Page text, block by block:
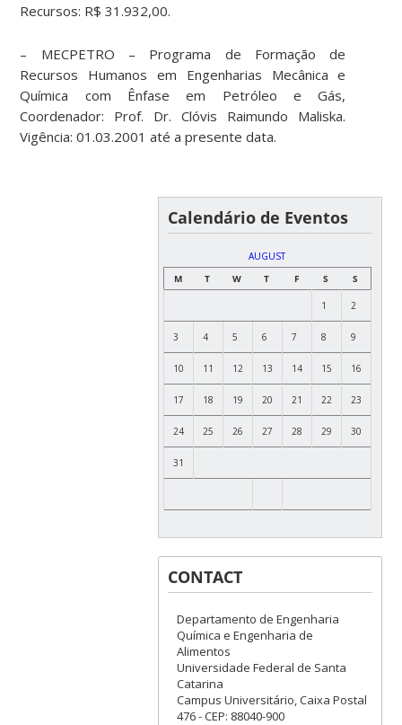
Recursos: R$ 31.932,00.
– MECPETRO – Programa de Formação de
Recursos Humanos em Engenharias Mecânica e
Química com Ênfase em Petróleo e Gás,
Coordenador: Prof. Dr. Clóvis Raimundo Maliska.
Vigência: 01.03.2001 até a presente data.
Calendário de Eventos
AUGUST
M
T W T F S S
1 2
3 4 5 6 7 8 9
10 11 12 13 14 15 16
17 18 19 20 21 22 23
24 25 26 27 28 29 30
31
CONTACT
Departamento de Engenharia
Química e Engenharia de
Alimentos
Universidade Federal de Santa
Catarina
Campus Universitário, Caixa Postal
476 - CEP: 88040-900